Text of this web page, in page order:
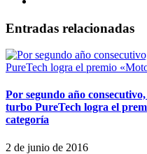
Entradas relacionadas
Por segundo año
turbo PureTech logra el
categoría
2 de junio de 2016